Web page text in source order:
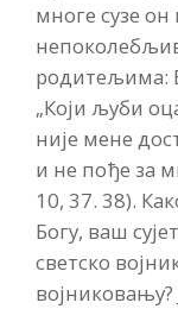
многе сузе
родитељима:
„Који љуби
није мене
и не пође за
10, 37. 38).
Богу, ваш
светско